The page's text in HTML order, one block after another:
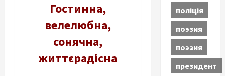
Гостинна,
велелюбна,
сонячна,
життєрадісна
поліція
поэзия
поэзия
президент